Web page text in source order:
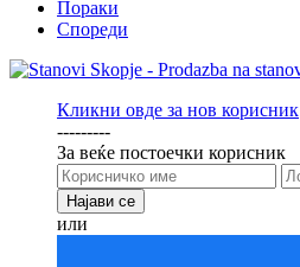
Пораки
Спореди
Кликни овде за нов корисник
---------
За веќе постоечки корисник
или